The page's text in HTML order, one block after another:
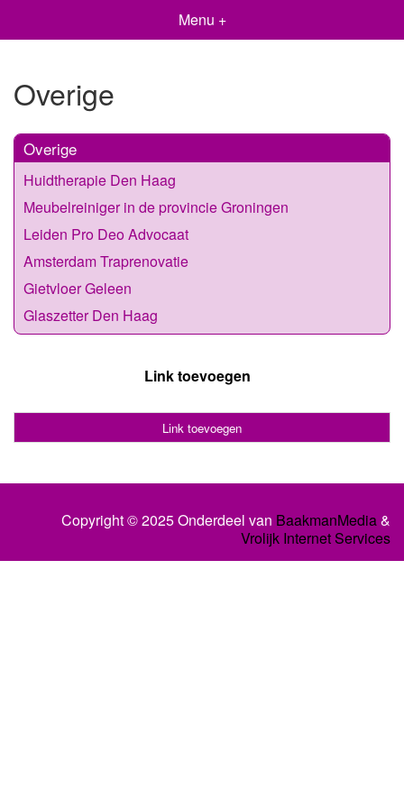
Menu +
Overige
Overige
Huidtherapie Den Haag
Meubelreiniger in de provincie Groningen
Leiden Pro Deo Advocaat
Amsterdam Traprenovatie
Gietvloer Geleen
Glaszetter Den Haag
Link toevoegen
Link toevoegen
Copyright © 2025 Onderdeel van BaakmanMedia&
Vrolijk Internet Services